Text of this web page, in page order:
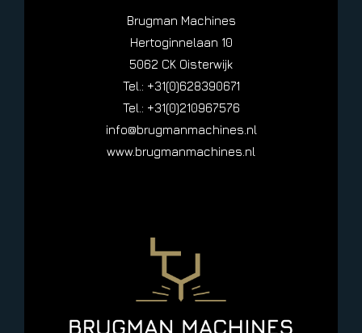
Brugman Machines
Hertoginnelaan 10
5062 CK Oisterwijk
Tel.: +31(0)628390671
Tel.: +31(0)210967576
info@brugmanmachines.nl
www.brugmanmachines.nl